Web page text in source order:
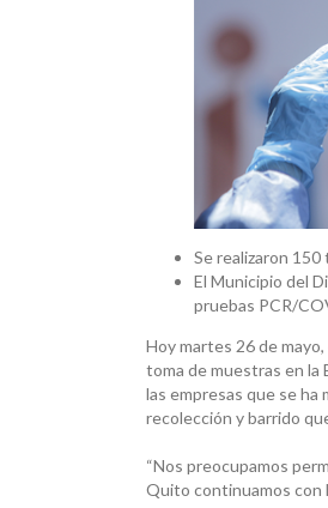
Se realizaron 150
El Municipio del
pruebas PCR/
Hoy martes 26 de
toma de muestras en la
las empresas que se ha
recolección y barrido
“Nos preocupamos
Quito continuamos con